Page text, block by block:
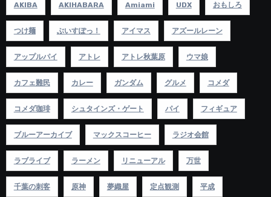
AKIBA AKIHABARA Amiami UDX おもしろ
つけ麺 ぶいすぽっ！ アイマス アズールレーン
アップルパイ アトレ アトレ秋葉原 ウマ娘
カフェ難民 カレー ガンダム グルメ コメダ
コメダ珈琲 シュタインズ・ゲート パイ フィギュア
ブルーアーカイブ マックスコーヒー ラジオ会館
ラブライブ ラーメン リニューアル 万世
千葉の刺客 原神 夢織屋 定点観測 平成